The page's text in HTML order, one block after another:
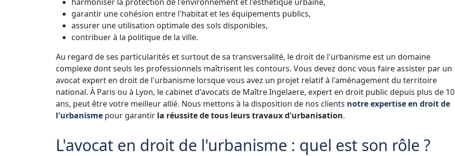
garantir une cohésion entre l'habitat et les équipements publics,
assurer une utilisation optimale des sols disponibles,
contribuer à la politique de la ville.
Au regard de ses particularités et surtout de sa transversalité, le droit de l'urbanisme est un domaine
complexe dont seuls les professionnels maîtrisent les contours. Vous devez donc vous faire assister par un
avocat expert en droit de l'urbanisme lorsque vous avez un projet relatif à l'aménagement du territoire
national. À Paris ou à Lyon, le cabinet d'avocats de Maître Ingelaere, expert en droit public depuis plus de 10
ans, peut être votre meilleur allié. Nous mettons à la disposition de nos clients notre expertise en droit de
l'urbanisme pour garantir la réussite de tous leurs travaux d'urbanisation.
L'avocat en droit de l'urbanisme : quel est son rôle ?